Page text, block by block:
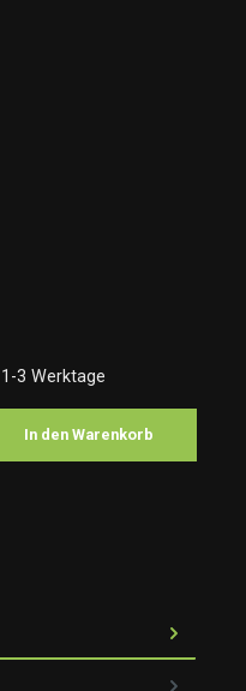
3 Werktage
In den Warenkorb